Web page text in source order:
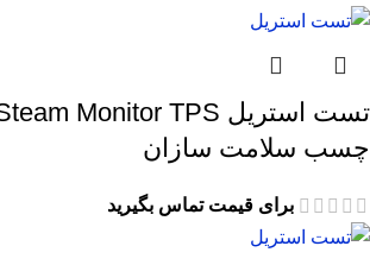
چسب سلامت سازان
برای قیمت تماس بگیرید